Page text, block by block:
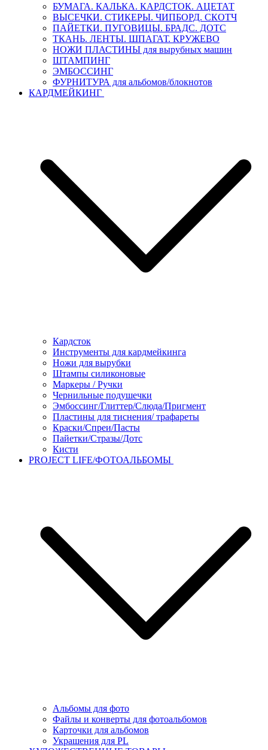
БУМАГА. КАЛЬКА. КАРДСТОК. АЦЕТАТ
ВЫСЕЧКИ. СТИКЕРЫ. ЧИПБОРД. СКОТЧ
ПАЙЕТКИ. ПУГОВИЦЫ. БРАДС. ДОТС
ТКАНЬ. ЛЕНТЫ. ШПАГАТ. КРУЖЕВО
НОЖИ ПЛАСТИНЫ для вырубных машин
ШТАМПИНГ
ЭМБОССИНГ
ФУРНИТУРА для альбомов/блокнотов
КАРДМЕЙКИНГ
Кардсток
Инструменты для кардмейкинга
Ножи для вырубки
Штампы силиконовые
Маркеры / Ручки
Чернильные подушечки
Эмбоссинг/Глиттер/Слюда/Пригмент
Пластины для тиснения/ трафареты
Краски/Спреи/Пасты
Пайетки/Стразы/Дотс
Кисти
PROJECT LIFE/ФОТОАЛЬБОМЫ
Альбомы для фото
Файлы и конверты для фотоальбомов
Карточки для альбомов
Украшения для PL